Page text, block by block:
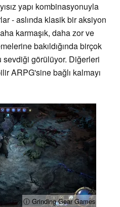
yapı kombinasyonuyla
- aslında klasik bir aksiyon
karmaşık, daha zor ve
bakıldığında birçok
görülüyor. Diğerleri
ARPG'sine bağlı kalmayı
ⓘ Grinding Gear Games